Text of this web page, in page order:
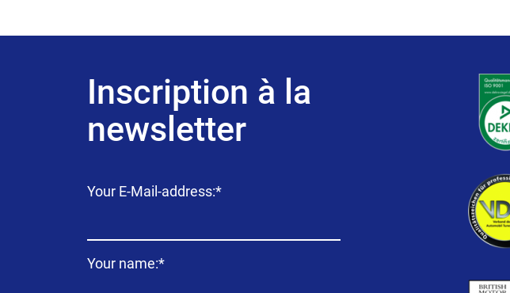
Inscription à la
newsletter
Champ
Your E-Mail-address:*
Champ
Your name:*